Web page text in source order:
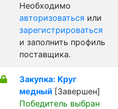
Необходимо
авторизоваться или
зарегистрироваться
и заполнить профиль
поставщика.
Закупка: Круг
медный [Завершен]
Победитель выбран